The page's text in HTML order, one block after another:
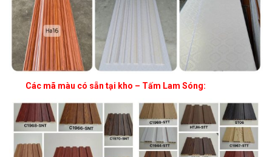
Các mã màu có sẵn tại kho – Tấm Lam Sóng: